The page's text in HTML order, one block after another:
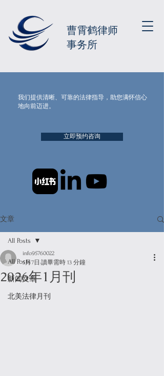
我们提供清晰、可靠的法律指导，助您满怀信心
地向前迈进。
立即预约咨询
曹霄鹤律师
事务所
文章
All Posts
新闻文章
北美法律月刊
All Posts
2026年1月刊
info95760022
5月7日 讀畢需時 13 分鐘